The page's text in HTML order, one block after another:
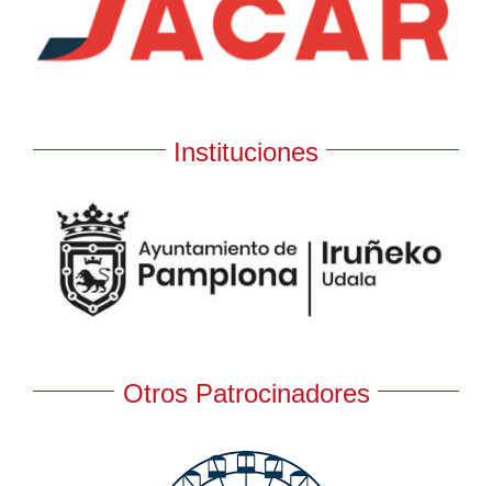
Instituciones
Otros Patrocinadores